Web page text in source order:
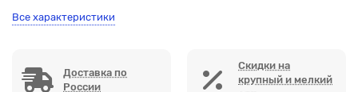
Все характеристики
Доставка по
России
Скидки на
крупный и мелкий